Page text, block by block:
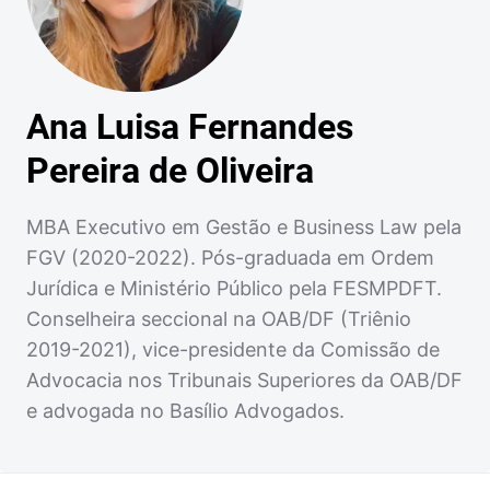
Ana Luisa Fernandes
Pereira de Oliveira
MBA Executivo em Gestão e Business Law pela
FGV (2020-2022). Pós-graduada em Ordem
Jurídica e Ministério Público pela FESMPDFT.
Conselheira seccional na OAB/DF (Triênio
2019-2021), vice-presidente da Comissão de
Advocacia nos Tribunais Superiores da OAB/DF
e advogada no Basílio Advogados.